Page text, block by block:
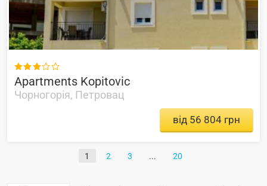

Apartments Kopitovic
Чорногорія, Петровац
від 56 804 грн
1 2 3 20